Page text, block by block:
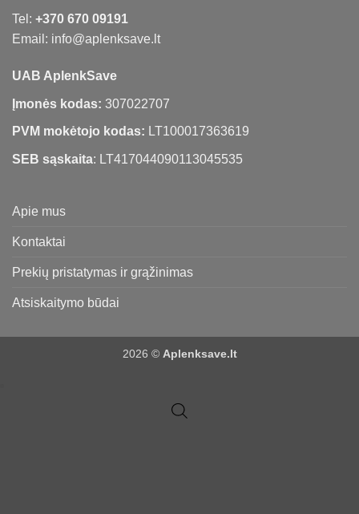
Tel: +370 670 09191
Email: info@aplenksave.lt
UAB AplenkSave
Įmonės kodas: 307022707
PVM mokėtojo kodas: LT100017363619
SEB sąskaita: LT417044090113045535
Apie mus
Kontaktai
Prekių pristatymas ir grąžinimas
Atsiskaitymo būdai
2026 © Aplenksave.lt